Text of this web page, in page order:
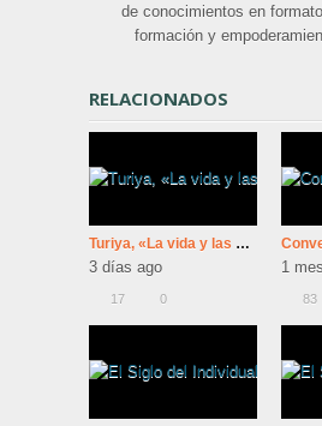
de conocimientos en
formación y
RELACIONADOS
Turiya, «La vida y las enseñanzas de Ramana Maharshi»
3 días ago
17 0
1
83